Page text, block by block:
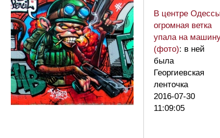
В центре
огромная ветка
упала на
(фото): в ней
была
Георгиевская
ленточка
2016-07-30
11:09:05